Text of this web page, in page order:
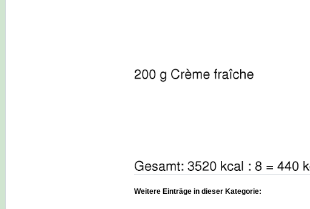
Weitere Einträge in dieser Kategorie: